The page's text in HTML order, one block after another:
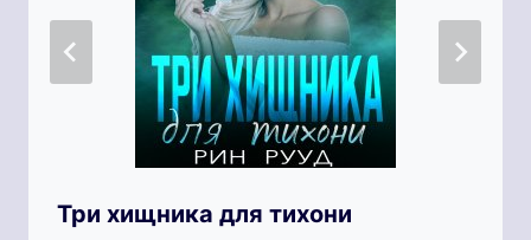
Три хищника для тихони